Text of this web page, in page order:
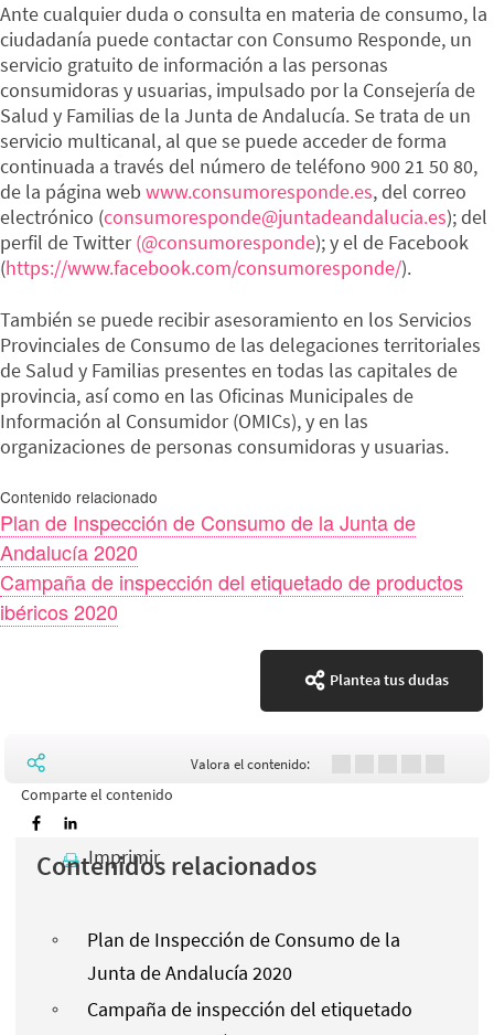
Ante cualquier duda o consulta en materia de consumo, la
ciudadanía puede contactar con Consumo Responde, un
servicio gratuito de información a las personas
consumidoras y usuarias, impulsado por la Consejería de
Salud y Familias de la Junta de Andalucía. Se trata de un
servicio multicanal, al que se puede acceder de forma
continuada a través del número de teléfono 900 21 50 80,
de la página web www.consumoresponde.es, del correo
electrónico (consumoresponde@juntadeandalucia.es); del
perfil de Twitter(@consumoresponde); y el de Facebook
(https://www.facebook.com/consumoresponde/).
También se puede recibir asesoramiento en los Servicios
Provinciales de Consumo de las delegaciones territoriales
de Salud y Familias presentes en todas las capitales de
provincia, así como en las Oficinas Municipales de
Información al Consumidor (OMICs), y en las
organizaciones de personas consumidoras y usuarias.
Contenido relacionado
Plan de Inspección de Consumo de la Junta de
Andalucía 2020
Campaña de inspección del etiquetado de productos
ibéricos 2020
Plantea tus dudas
Comparte el contenido
Valora el contenido:
Imprimir
Contenidos relacionados
Plan de Inspección de Consumo de la
Junta de Andalucía 2020
Campaña de inspección del etiquetado